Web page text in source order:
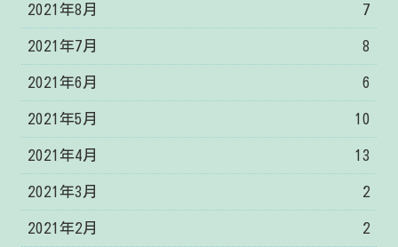
2021年8月 7
2021年7月 8
2021年6月 6
2021年5月 10
2021年4月 13
2021年3月 2
2021年2月 2